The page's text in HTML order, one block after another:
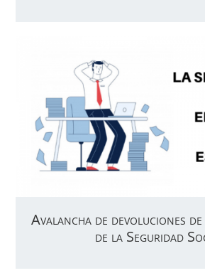
Avalancha de devoluciones
de la Seguridad